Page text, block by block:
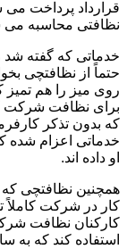
قرارداد پرداخت
نظافتی محاسبه می
خدماتی که گفته شد
حتماً از نظافتچی
روی میز را هم
برای نظافت شرکت
که بدون تذکر
خدماتی اعزام شده
او داده اند.
همچنین نظافتچی
کار در شرکت کاملاً
کارکنان نظافت
استفاده کند که به